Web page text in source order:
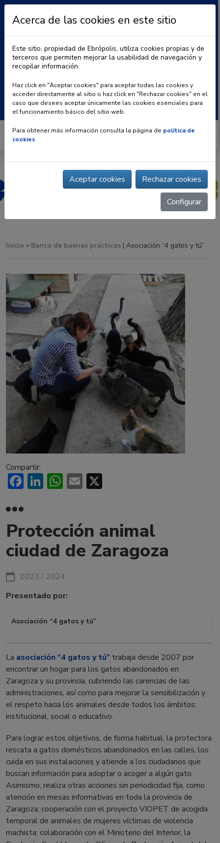
BLOG | CONTACTO
Buscar:
Inicio » Banco de buenas prácticas | Asociación “4 gatos y tú”
Compartir:
Facebook
LinkedIn
WhatsApp
Email
Protección animal
ciudad de Zaragoza
2023 / 2024
Presentado por:
Asociación “4 gatos y tú”
La asociación “4 gatos y tú” trabaja desde 2007 por
encontrar un hogar para los gatos abandonados en
Zaragoza y su provincia, cubriendo las carencias de las
administraciones, así como para mejorar la sensibilización y
el respeto hacia los animales desde todos los ámbitos:
institucional, social o educativo.
Para lograr estos objetivos, de forma habitual, la protectora
rescata a gatos domésticos abandonados en las calles, los
cuida en sus instalaciones y atiende a los ciudadanos que
buscan información para adoptar o acoger a algún gato.
Asimismo, realiza otras acciones sin periodicidad fija, como
atención en mesas informativas en toda la provincia de
Zaragoza; cooperación con el proyecto VIOPET de acogida
temporal de animales de mujeres víctimas de violencia
machista; colaboración con el Ministerio del Interior, la
Acerca de las cookies en este sitio
Este sitio, propiedad de Ebrópolis, utiliza cookies propias y de
terceros que permiten mejorar la usabilidad de navegación y
recopilar información.
Haz click en "Aceptar cookies" para aceptar todas las cookies y
acceder directamente al sitio o haz click en "Rechazar cookies" en el
caso que desees aceptar únicamente las cookies esenciales para
el funcionamiento básico del sitio web.
Para obtener más información consulta la página de política de
cookies
Aceptar cookies Rechazar cookies
Configurar